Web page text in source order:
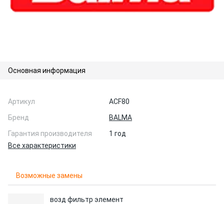
Основная информация
Артикул
ACF80
Бренд
BALMA
Гарантия производителя
1 год
Все характеристики
Возможные замены
возд фильтр элемент